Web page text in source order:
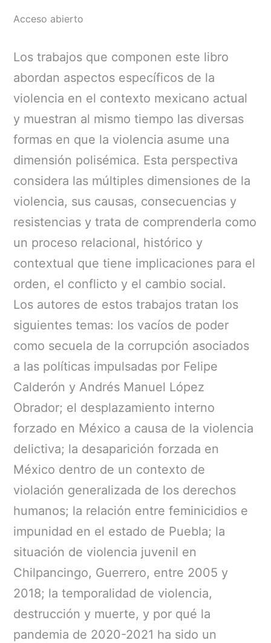
Acceso abierto
Los trabajos que componen este libro
abordan aspectos específicos de la
violencia en el contexto mexicano actual
y muestran al mismo tiempo las diversas
formas en que la violencia asume una
dimensión polisémica. Esta perspectiva
considera las múltiples dimensiones de la
violencia, sus causas, consecuencias y
resistencias y trata de comprenderla como
un proceso relacional, histórico y
contextual que tiene implicaciones para el
orden, el conflicto y el cambio social.
Los autores de estos trabajos tratan los
siguientes temas: los vacíos de poder
como secuela de la corrupción asociados
a las políticas impulsadas por Felipe
Calderón y Andrés Manuel López
Obrador; el desplazamiento interno
forzado en México a causa de la violencia
delictiva; la desaparición forzada en
México dentro de un contexto de
violación generalizada de los derechos
humanos; la relación entre feminicidios e
impunidad en el estado de Puebla; la
situación de violencia juvenil en
Chilpancingo, Guerrero, entre 2005 y
2018; la temporalidad de violencia,
destrucción y muerte, y por qué la
pandemia de 2020-2021 ha sido un